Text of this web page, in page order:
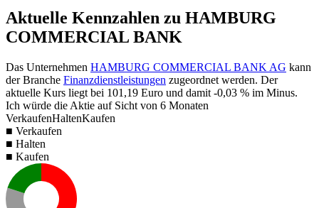
Aktuelle Kennzahlen zu HAMBURG
COMMERCIAL BANK
Das Unternehmen HAMBURG COMMERCIAL BANK AG kann
der Branche Finanzdienstleistungen zugeordnet werden. Der
aktuelle Kurs liegt bei 101,19 Euro und damit -0,03 % im Minus.
Ich würde die Aktie auf Sicht von 6 Monaten
VerkaufenHaltenKaufen
■ Verkaufen
■ Halten
■ Kaufen